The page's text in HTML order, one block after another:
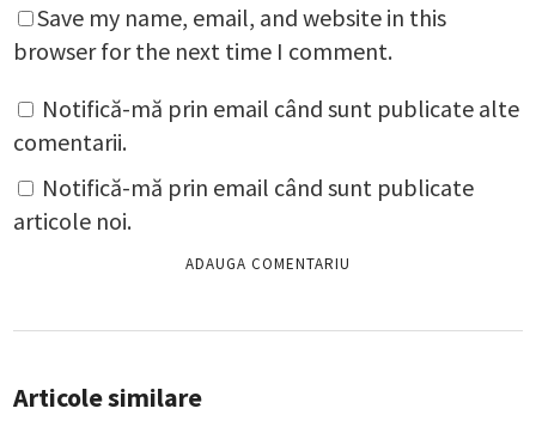
Save my name, email, and website in this
browser for the next time I comment.
Notifică-mă prin email când sunt publicate alte
comentarii.
Notifică-mă prin email când sunt publicate
articole noi.
Articole similare